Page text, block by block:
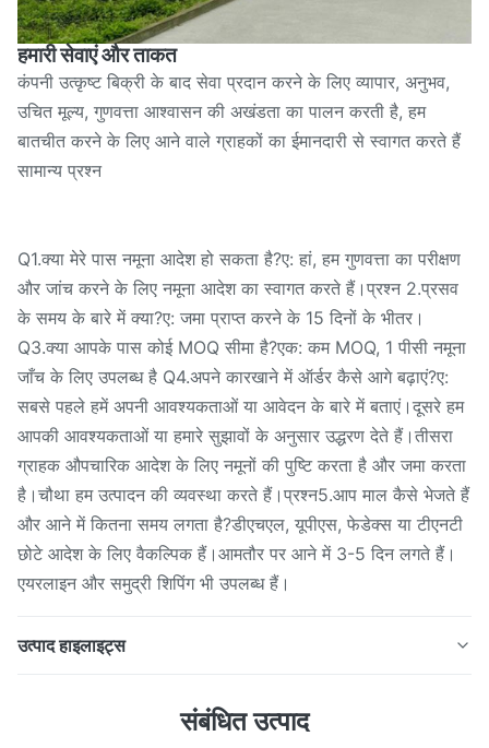
हमारी सेवाएं और ताकत
कंपनी उत्कृष्ट बिक्री के बाद सेवा प्रदान करने के लिए व्यापार, अनुभव,
उचित मूल्य, गुणवत्ता आश्वासन की अखंडता का पालन करती है, हम
बातचीत करने के लिए आने वाले ग्राहकों का ईमानदारी से स्वागत करते हैं
सामान्य प्रश्न
Q1.क्या मेरे पास नमूना आदेश हो सकता है?ए: हां, हम गुणवत्ता का परीक्षण
और जांच करने के लिए नमूना आदेश का स्वागत करते हैं।प्रश्न 2.प्रसव
के समय के बारे में क्या?ए: जमा प्राप्त करने के 15 दिनों के भीतर।
Q3.क्या आपके पास कोई MOQ सीमा है?एक: कम MOQ, 1 पीसी नमूना
जाँच के लिए उपलब्ध है Q4.अपने कारखाने में ऑर्डर कैसे आगे बढ़ाएं?ए:
सबसे पहले हमें अपनी आवश्यकताओं या आवेदन के बारे में बताएं।दूसरे हम
आपकी आवश्यकताओं या हमारे सुझावों के अनुसार उद्धरण देते हैं।तीसरा
ग्राहक औपचारिक आदेश के लिए नमूनों की पुष्टि करता है और जमा करता
है।चौथा हम उत्पादन की व्यवस्था करते हैं।प्रश्न5.आप माल कैसे भेजते हैं
और आने में कितना समय लगता है?डीएचएल, यूपीएस, फेडेक्स या टीएनटी
छोटे आदेश के लिए वैकल्पिक हैं।आमतौर पर आने में 3-5 दिन लगते हैं।
एयरलाइन और समुद्री शिपिंग भी उपलब्ध हैं।
उत्पाद हाइलाइट्स
*एसआईओ2 99.99% *घनत्व 2.2 (जी/सेमी³) *कठोरता की डिग्री
संबंधित उत्पाद